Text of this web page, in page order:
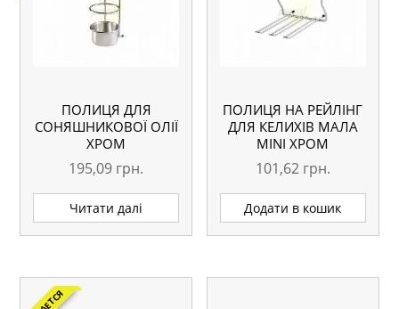
ПОЛИЦЯ ДЛЯ
СОНЯШНИКОВОЇ ОЛІЇ
ХРОМ
195,09 грн.
Читати далі
ПОЛИЦЯ НА РЕЙЛІНГ
ДЛЯ КЕЛИХІВ МАЛА
MINI ХРОМ
101,62 грн.
Додати в кошик